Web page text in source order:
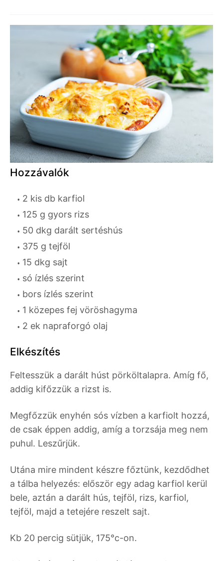
Hozzávalók
2 kis db karfiol
125 g gyors rizs
50 dkg darált sertéshús
375 g tejföl
15 dkg sajt
só ízlés szerint
bors ízlés szerint
1 közepes fej vöröshagyma
2 ek napraforgó olaj
Elkészítés
Feltesszük a darált húst pörköltalapra. Amíg fő,
addig kifőzzük a rizst is.
Megfőzzük enyhén sós vízben a karfiolt hozzá,
de csak éppen addig, amíg a torzsája meg nem
puhul. Leszűrjük.
Utána mire mindent készre főztünk, kezdődhet
a tálba helyezés: először egy adag karfiol kerül
bele, aztán a darált hús, tejföl, rizs, karfiol,
tejföl, majd a tetejére reszelt sajt.
Kb 20 percig sütjük, 175°c-on.